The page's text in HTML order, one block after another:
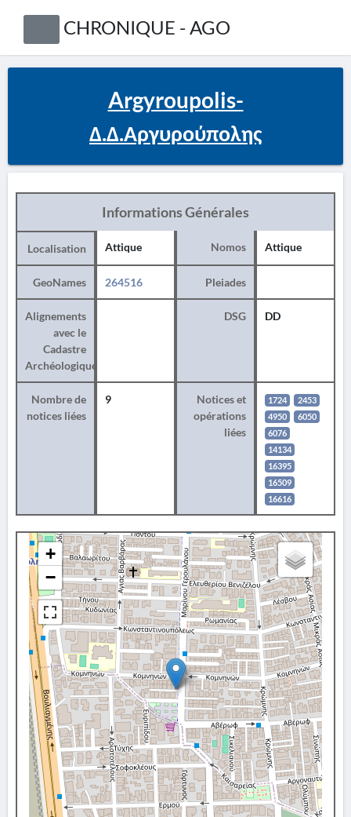
CHRONIQUE - AGO
Argyroupolis-
Δ.Δ.Αργυρούπολης
Informations Générales
Localisation Attique Nomos Attique
GeoNames 264516 Pleiades
Alignements
avec le
Cadastre
Archéologique
DSG DD
Nombre de
notices liées
9
Notices et
opérations
liées
1724
2453
4950
6050
6076
14134
16395
16509
16616
+
−